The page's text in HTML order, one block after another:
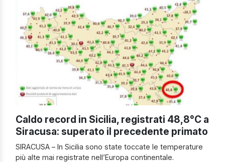
tutto il mondo per discutere […]
Caldo record in Sicilia, registrati 48,8°C a
Siracusa: superato il precedente primato
SIRACUSA – In Sicilia sono state toccate le temperature
più alte mai registrate nell’Europa continentale.